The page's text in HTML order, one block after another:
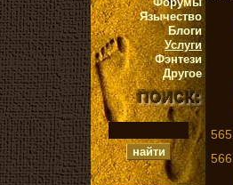
Язычество
Блоги
Услуги
Фэнтези
Другое
565.
566.